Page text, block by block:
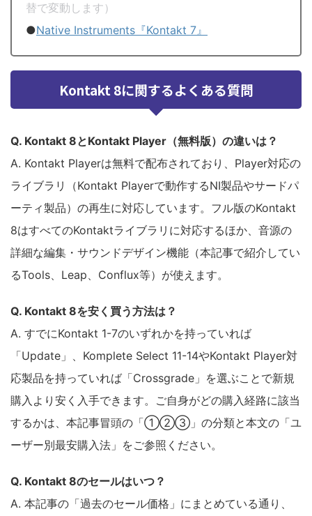
替で変動します）
●Native Instruments『Kontakt 7』
Kontakt 8に関するよくある質問
Q. Kontakt 8とKontakt Player（無料版）の違いは？
A. Kontakt Playerは無料で配布されており、Player対応の
ライブラリ（Kontakt Playerで動作するNI製品やサードパ
ーティ製品）の再生に対応しています。フル版のKontakt
8はすべてのKontaktライブラリに対応するほか、音源の
詳細な編集・サウンドデザイン機能（本記事で紹介してい
るTools、Leap、Conflux等）が使えます。
Q. Kontakt 8を安く買う方法は？
A. すでにKontakt 1-7のいずれかを持っていれば
「Update」、Komplete Select 11-14やKontakt Player対
応製品を持っていれば「Crossgrade」を選ぶことで新規
購入より安く入手できます。ご自身がどの購入経路に該当
するかは、本記事冒頭の「①②③」の分類と本文の「ユ
ーザー別最安購入法」をご参照ください。
Q. Kontakt 8のセールはいつ？
A. 本記事の「過去のセール価格」にまとめている通り、